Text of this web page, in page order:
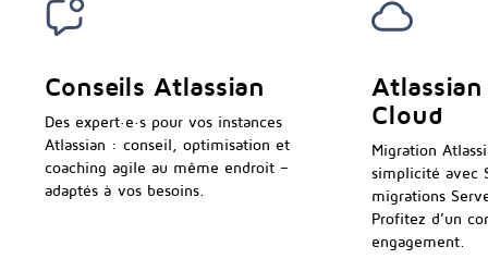
Conseils Atlassian
Des expert·e·s pour vos instances
Atlassian : conseil, optimisation et
coaching agile au même endroit –
adaptés à vos besoins.
Cloud
Migration
simplicité avec
migrations
Profitez d’un
engagement.